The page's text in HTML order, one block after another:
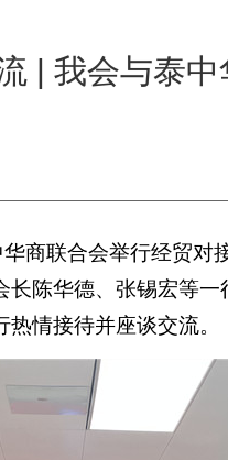
| 我会与泰
商联合会举行经贸对
陈华德、张锡宏等
情接待并座谈交流。